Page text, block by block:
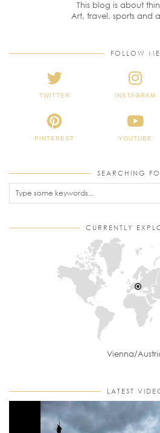
This blog is about
Art, travel, sports and
FOLLOW ME
TWITTER INSTAGRAM
PINTEREST YOUTUBE
SEARCHING
CURRENTLY
Vienna/
LATEST